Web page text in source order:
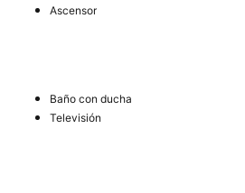
Ascensor
Baño con ducha
Televisión